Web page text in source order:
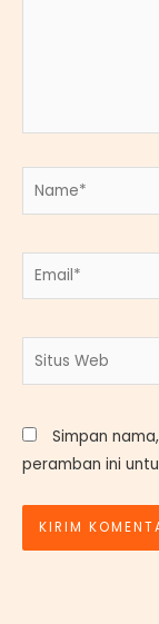
Name*
Email*
Situs
Simpan
peramban ini